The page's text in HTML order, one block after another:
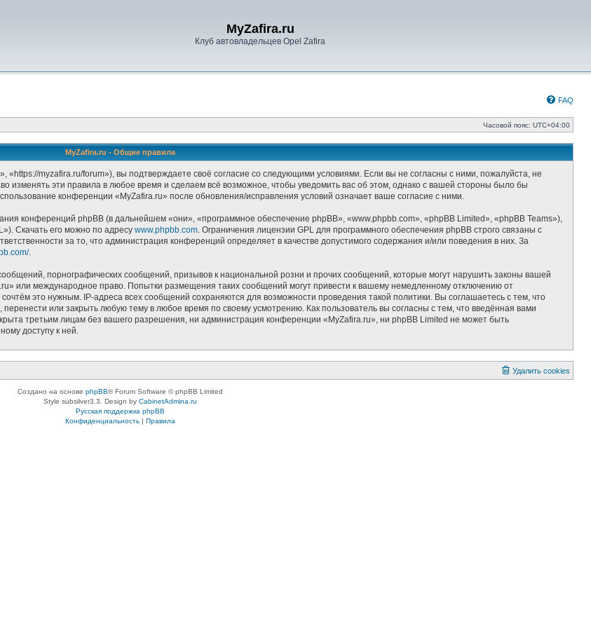
MyZafira.ru
Клуб автовладельцев Opel Zafira
FAQ
Часовой пояс: UTC+04:00
MyZafira.ru - Общие правила
myzafira.ru/forum»), вы подтверждаете своё согласие со следующими условиями. Если вы не согласны с ними, пожалуйста, не
изменять эти правила в любое время и сделаем всё возможное, чтобы уведомить вас об этом, однако с вашей стороны было бы
конференции «MyZafira.ru» после обновления/исправления условий означает ваше согласие с ними.
конференций phpBB (в дальнейшем «они», «программное обеспечение phpBB», «www.phpbb.com», «phpBB Limited», «phpBB Teams»),
Скачать его можно по адресу www.phpbb.com. Ограничения лицензии GPL для программного обеспечения phpBB строго связаны с
за то, что администрация конференций определяет в качестве допустимого содержания и/или поведения в них. За
.
порнографических сообщений, призывов к национальной розни и прочих сообщений, которые могут нарушить законы вашей
или международное право. Попытки размещения таких сообщений могут привести к вашему немедленному отключению от
это нужным. IP-адреса всех сообщений сохраняются для возможности проведения такой политики. Вы соглашаетесь с тем, что
или закрыть любую тему в любое время по своему усмотрению. Как пользователь вы согласны с тем, что введённая вами
третьим лицам без вашего разрешения, ни администрация конференции «MyZafira.ru», ни phpBB Limited не может быть
доступу к ней.
Удалить cookies
Создано на основе phpBB® Forum Software © phpBB Limited
Style subsilver3.3. Design by CabinetAdmina.ru
Русская поддержка phpBB
Конфиденциальность| Правила